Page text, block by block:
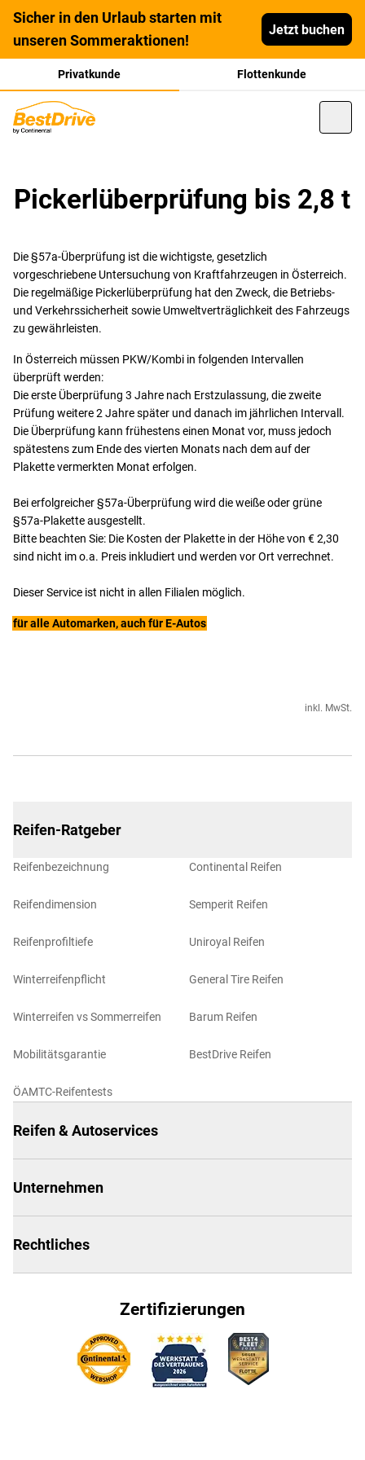
Sicher in den Urlaub starten mit
unseren Sommeraktionen!
Jetzt buchen
Privatkunde Flottenkunde
Pickerlüberprüfung bis 2,8 t
Die §57a-Überprüfung ist die wichtigste, gesetzlich
vorgeschriebene Untersuchung von Kraftfahrzeugen in Österreich.
Die regelmäßige Pickerlüberprüfung hat den Zweck, die Betriebs-
und Verkehrssicherheit sowie Umweltverträglichkeit des Fahrzeugs
zu gewährleisten.
In Österreich müssen PKW/Kombi in folgenden Intervallen
überprüft werden:
Die erste Überprüfung 3 Jahre nach Erstzulassung, die zweite
Prüfung weitere 2 Jahre später und danach im jährlichen Intervall.
Die Überprüfung kann frühestens einen Monat vor, muss jedoch
spätestens zum Ende des vierten Monats nach dem auf der
Plakette vermerkten Monat erfolgen.
Bei erfolgreicher §57a-Überprüfung wird die weiße oder grüne
§57a-Plakette ausgestellt.
Bitte beachten Sie: Die Kosten der Plakette in der Höhe von € 2,30
sind nicht im o.a. Preis inkludiert und werden vor Ort verrechnet.
Dieser Service ist nicht in allen Filialen möglich.
für alle Automarken, auch für E-Autos
inkl. MwSt.
Reifen-Ratgeber
Reifenbezeichnung
Reifendimension
Reifenprofiltiefe
Winterreifenpflicht
Winterreifen vs Sommerreifen
Mobilitätsgarantie
ÖAMTC-Reifentests
Continental Reifen
Semperit Reifen
Uniroyal Reifen
General Tire Reifen
Barum Reifen
BestDrive Reifen
Reifen & Autoservices
Unternehmen
Rechtliches
Zertifizierungen